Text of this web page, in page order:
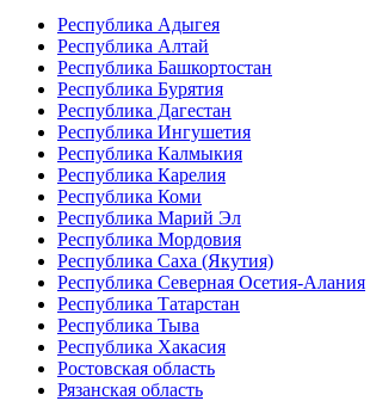
Республика Адыгея
Республика Алтай
Республика Башкортостан
Республика Бурятия
Республика Дагестан
Республика Ингушетия
Республика Калмыкия
Республика Карелия
Республика Коми
Республика Марий Эл
Республика Мордовия
Республика Саха (Якутия)
Республика Северная Осетия-Алания
Республика Татарстан
Республика Тыва
Республика Хакасия
Ростовская область
Рязанская область